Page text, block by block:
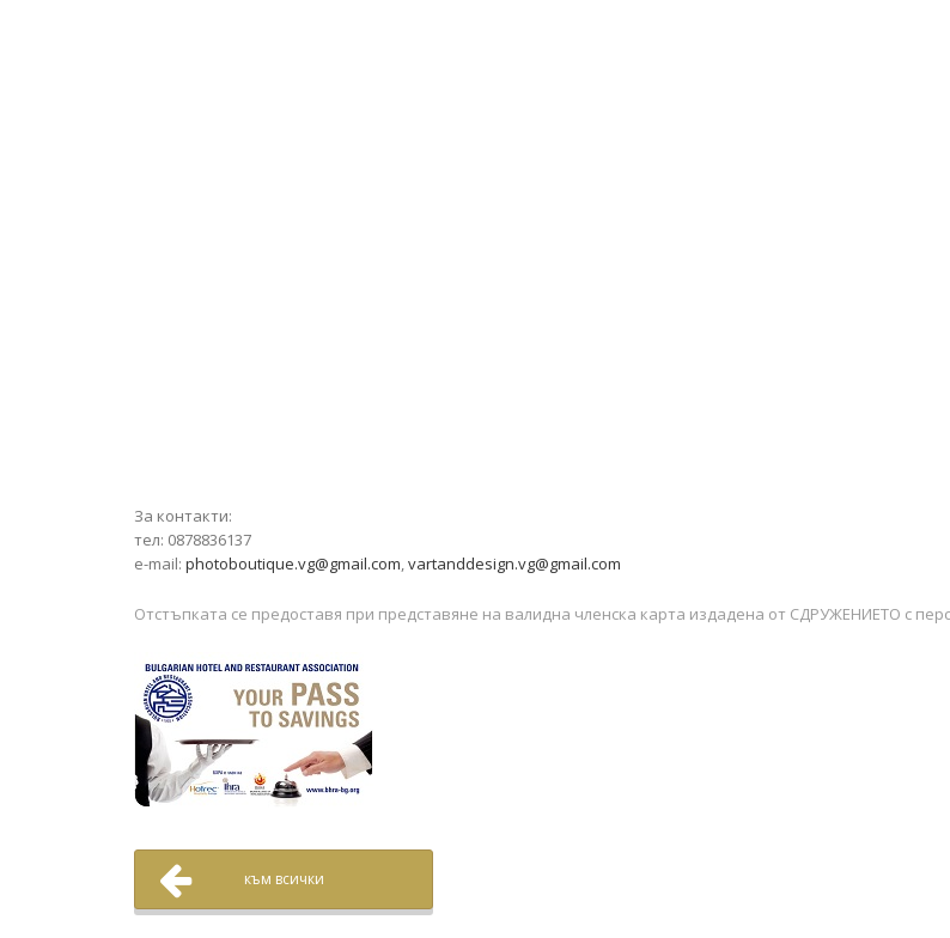
За контакти:
тел: 0878836137
e-mail: photoboutique.vg@gmail.com,vartanddesign.vg@gmail.com
Отстъпката се предоставя при представяне на валидна членска карта издадена от СДРУЖЕНИЕТО с
към всички